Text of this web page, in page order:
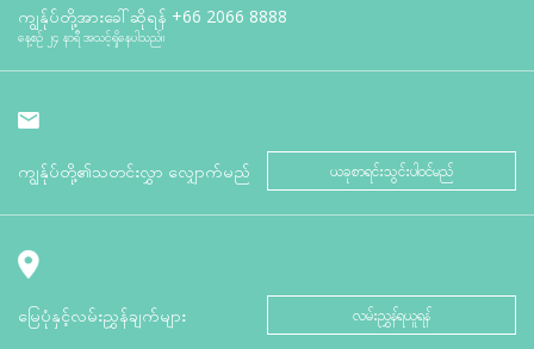
ကျွန်ုပ်တို့အားခေါ်ဆိုရန် +66 2066 8888
နေ့စဉ် ၂၄ နာရီ အသင့်ရှိနေပါသည်။
ကျွန်ုပ်တို့၏သတင်းလွှာ လျှောက်မည် ယခုစာရင်းသွင်းပါဝင်မည်
မြေပုံနှင့်လမ်းညွှန်ချက်များ လမ်းညွှန်ရယူရန်